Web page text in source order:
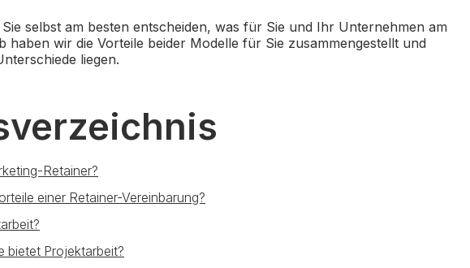
selbst am besten entscheiden, was für Sie und Ihr Unternehmen am
haben wir die Vorteile beider Modelle für Sie zusammengestellt und
liegen.
Retainer?
einer Retainer-Vereinbarung?
bietet Projektarbeit?